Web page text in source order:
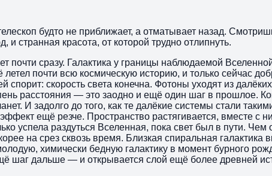
будто не приближает, а отматывает назад.
и странная красота, от которой трудно отлипнуть.
почти сразу. Галактика у границы наблюдаемой
почти всю космическую историю, и только сейчас
спорит: скорость света конечна. Фотоны уходят из
расстояния — это заодно и ещё один шаг в прошлое.
И задолго до того, как те далёкие системы стали
ещё резче. Пространство растягивается, вместе
успела раздуться Вселенная, пока свет был в пути.
на срез сквозь время. Близкая спиральная
химически бедную галактику в момент бурного
шаг дальше — и открывается слой ещё более древней